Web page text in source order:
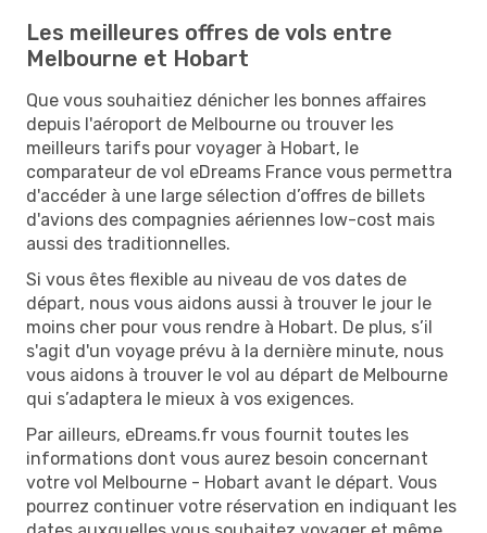
Les meilleures offres de vols entre
Melbourne et Hobart
Que vous souhaitiez dénicher les bonnes affaires
depuis l'aéroport de Melbourne ou trouver les
meilleurs tarifs pour voyager à Hobart, le
comparateur de vol eDreams France vous permettra
d'accéder à une large sélection d’offres de billets
d'avions des compagnies aériennes low-cost mais
aussi des traditionnelles.
Si vous êtes flexible au niveau de vos dates de
départ, nous vous aidons aussi à trouver le jour le
moins cher pour vous rendre à Hobart. De plus, s’il
s'agit d'un voyage prévu à la dernière minute, nous
vous aidons à trouver le vol au départ de Melbourne
qui s’adaptera le mieux à vos exigences.
Par ailleurs, eDreams.fr vous fournit toutes les
informations dont vous aurez besoin concernant
votre vol Melbourne - Hobart avant le départ. Vous
pourrez continuer votre réservation en indiquant les